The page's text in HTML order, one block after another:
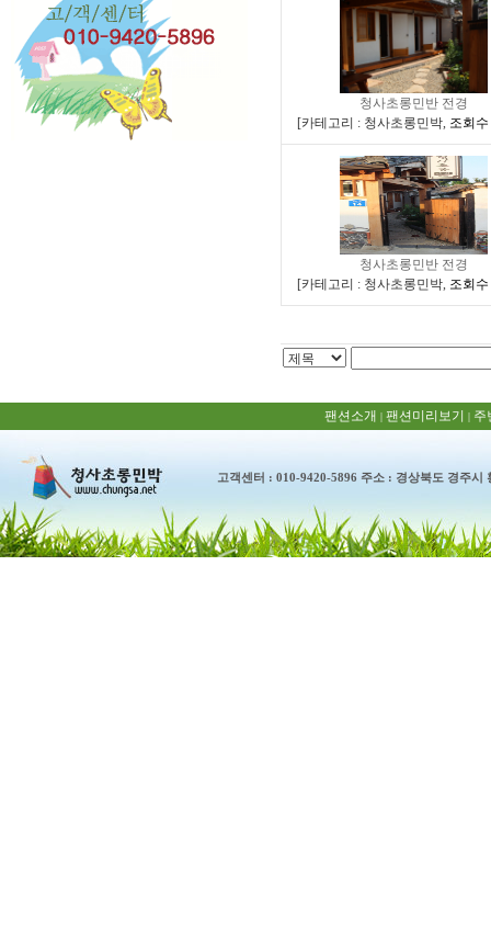
청사초롱민반 전경
[카테고리 : 청사초롱민박, 조회수
청사초롱민반 전경
[카테고리 : 청사초롱민박, 조회수
팬션소개 | 팬션미리보기 | 주
고객센터 : 010-9420-5896 주소 : 경상북도 경주시